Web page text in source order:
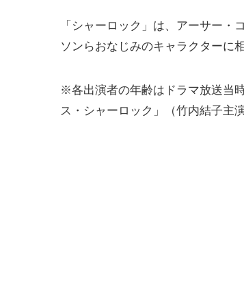
「シャーロック」は、アーサー
ソンらおなじみのキャラクターに
※各出演者の年齢はドラマ放送当
ス・シャーロック」（竹内結子主